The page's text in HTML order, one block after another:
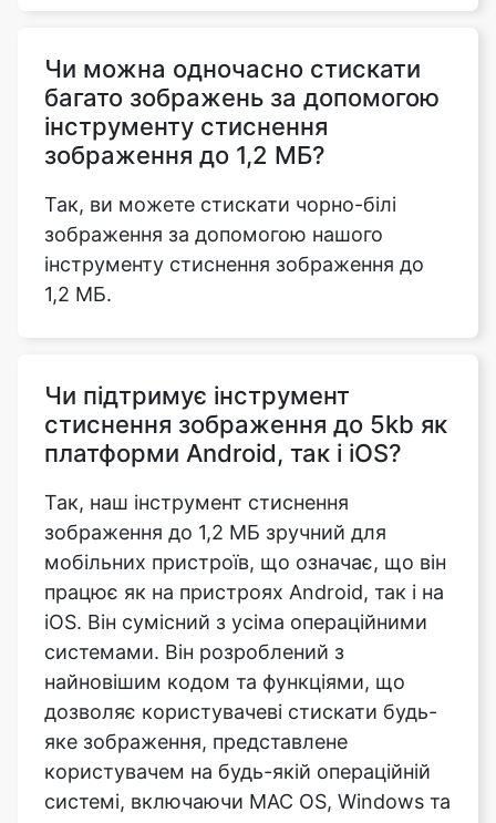
зображення до 1,2 МБ?
Так, ви можете стискати чорно-білі
зображення за допомогою нашого
інструменту стиснення зображення до
1,2 МБ.
Чи підтримує інструмент
Так, наш інструмент стиснення
зображення до 1,2 МБ зручний для
мобільних пристроїв, що означає, що він
працює як на пристроях Android, так і на
iOS. Він сумісний з усіма операційними
системами. Він розроблений з
найновішим кодом та функціями, що
дозволяє користувачеві стискати будь-
яке зображення, представлене
користувачем на будь-якій операційній
системі, включаючи MAC OS, Windows та
Ubuntu, якщо пристрій має надійне
підключення до Інтернету. Секрет в тому,
що він працює навіть при млявому